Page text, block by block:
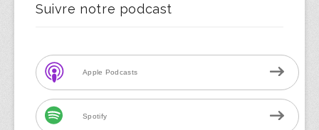
Suivre notre podcast
Apple Podcasts
Spotify